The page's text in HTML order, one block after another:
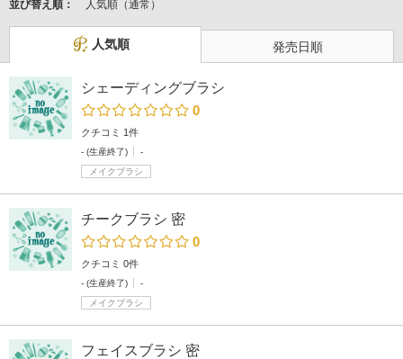
並び替え順：
人気順（通常）
人気順 発売日順
シェーディングブラシ
0
クチコミ 1件
- (生産終了)
-
メイクブラシ
チークブラシ 密
0
クチコミ 0件
- (生産終了)
-
メイクブラシ
フェイスブラシ 密